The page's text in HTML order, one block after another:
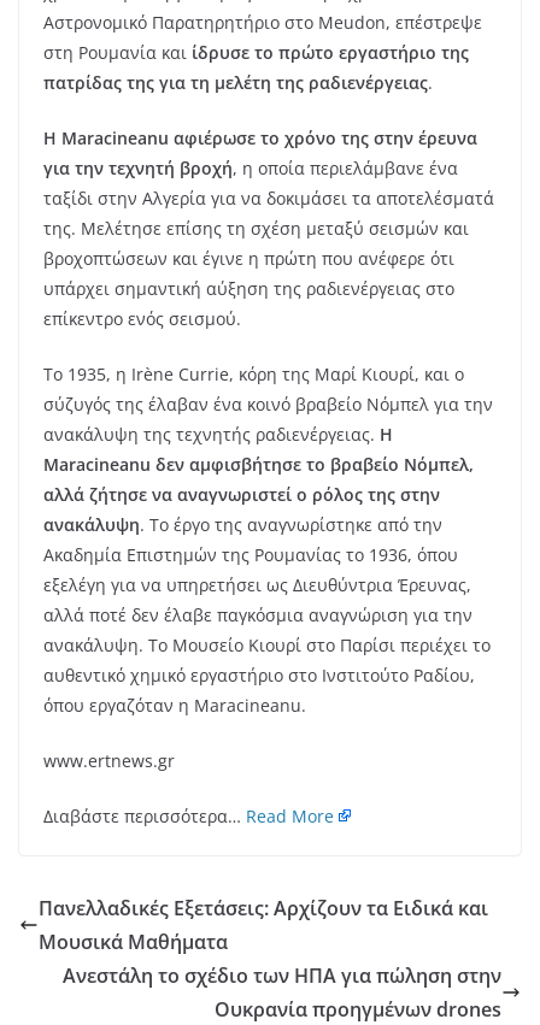
Αστρονομικό Παρατηρητήριο στο Meudon, επέστρεψε
στη Ρουμανία και ίδρυσε το πρώτο εργαστήριο της
πατρίδας της για τη μελέτη της ραδιενέργειας.
Η Maracineanu αφιέρωσε το χρόνο της στην έρευνα
για την τεχνητή βροχή, η οποία περιελάμβανε ένα
ταξίδι στην Αλγερία για να δοκιμάσει τα αποτελέσματά
της. Μελέτησε επίσης τη σχέση μεταξύ σεισμών και
βροχοπτώσεων και έγινε η πρώτη που ανέφερε ότι
υπάρχει σημαντική αύξηση της ραδιενέργειας στο
επίκεντρο ενός σεισμού.
Το 1935, η Irène Currie, κόρη της Μαρί Κιουρί, και ο
σύζυγός της έλαβαν ένα κοινό βραβείο Νόμπελ για την
ανακάλυψη της τεχνητής ραδιενέργειας. Η
Maracineanu δεν αμφισβήτησε το βραβείο Νόμπελ,
αλλά ζήτησε να αναγνωριστεί ο ρόλος της στην
ανακάλυψη. Το έργο της αναγνωρίστηκε από την
Ακαδημία Επιστημών της Ρουμανίας το 1936, όπου
εξελέγη για να υπηρετήσει ως Διευθύντρια Έρευνας,
αλλά ποτέ δεν έλαβε παγκόσμια αναγνώριση για την
ανακάλυψη. Το Μουσείο Κιουρί στο Παρίσι περιέχει το
αυθεντικό χημικό εργαστήριο στο Ινστιτούτο Ραδίου,
όπου εργαζόταν η Maracineanu.
www.ertnews.gr
Διαβάστε περισσότερα… Read More
Πανελλαδικές Εξετάσεις: Αρχίζουν τα Ειδικά και
Μουσικά Μαθήματα
Ανεστάλη το σχέδιο των ΗΠΑ για πώληση στην
Ουκρανία προηγμένων drones